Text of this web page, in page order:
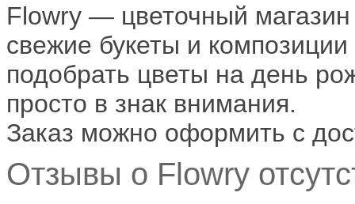
Flowry — цветочный
свежие букеты и
подобрать цветы на день
просто в знак внимания.
Заказ можно оформить с
Отзывы о Flowry